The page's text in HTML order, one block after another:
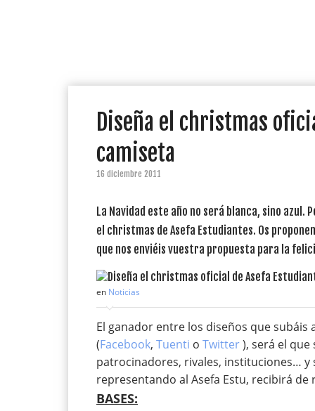
Diseña el christmas
camiseta
16 diciembre 2011
La Navidad este año no será blanca, sino
el christmas de Asefa Estudiantes. Os
que nos enviéis vuestra propuesta para la
en Noticias
El ganador entre los diseños que subáis
(Facebook, Tuenti o Twitter), será el
patrocinadores, rivales, instituciones… y
representando al Asefa Estu, recibirá de
BASES: